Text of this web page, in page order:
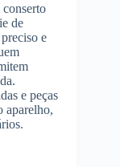
de
e
e peças
aparelho,